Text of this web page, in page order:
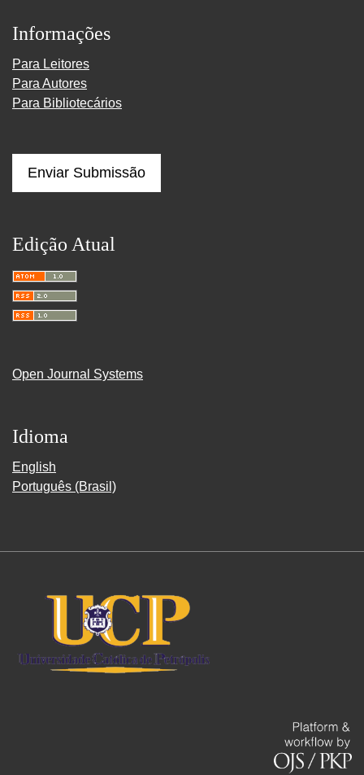
Informações
Para Leitores
Para Autores
Para Bibliotecários
Enviar Submissão
Edição Atual
Open Journal Systems
Idioma
English
Português (Brasil)